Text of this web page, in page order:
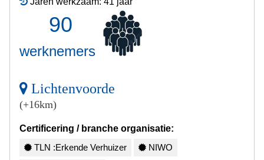
90
werknemers
Lichtenvoorde
(+16km)
Certificering / branche organisatie:
TLN :Erkende Verhuizer
NIWO